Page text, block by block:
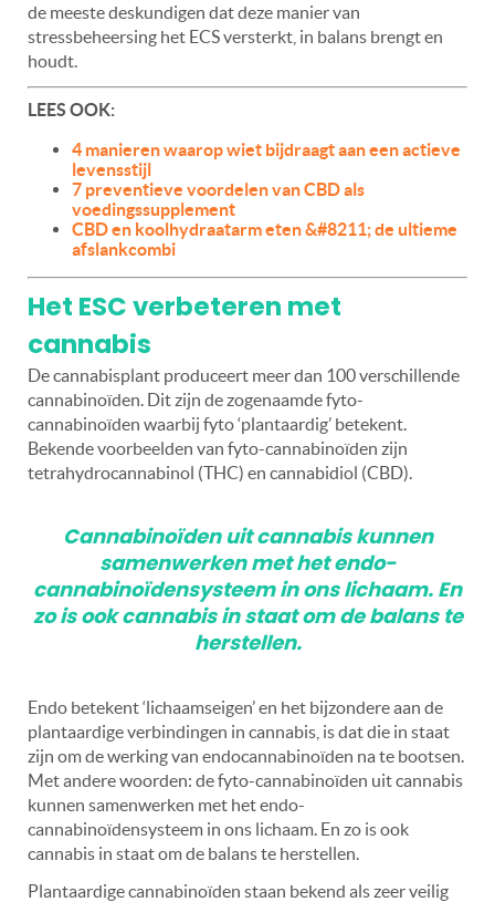
de meeste deskundigen dat deze manier van
stressbeheersing het ECS versterkt, in balans brengt en
houdt.
LEES OOK:
4 manieren waarop wiet bijdraagt aan een actieve
levensstijl
7 preventieve voordelen van CBD als
voedingssupplement
CBD en koolhydraatarm eten &#8211; de ultieme
afslankcombi
Het ESC verbeteren met
cannabis
De cannabisplant produceert meer dan 100 verschillende
cannabinoïden. Dit zijn de zogenaamde fyto-
cannabinoïden waarbij fyto ‘plantaardig’ betekent.
Bekende voorbeelden van fyto-cannabinoïden zijn
tetrahydrocannabinol (THC) en cannabidiol (CBD).
Cannabinoïden uit cannabis kunnen
samenwerken met het endo-
cannabinoïdensysteem in ons lichaam. En
zo is ook cannabis in staat om de balans te
herstellen.
Endo betekent ‘lichaamseigen’ en het bijzondere aan de
plantaardige verbindingen in cannabis, is dat die in staat
zijn om de werking van endocannabinoïden na te bootsen.
Met andere woorden: de fyto-cannabinoïden uit cannabis
kunnen samenwerken met het endo-
cannabinoïdensysteem in ons lichaam. En zo is ook
cannabis in staat om de balans te herstellen.
Plantaardige cannabinoïden staan bekend als zeer veilig